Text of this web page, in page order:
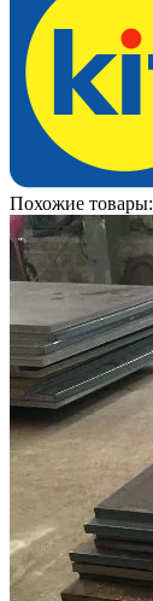
Похожие товары: